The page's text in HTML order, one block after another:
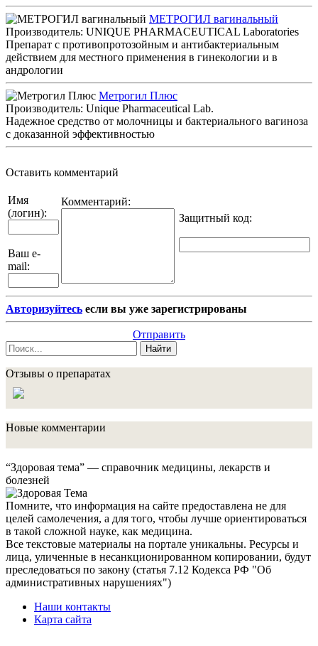
МЕТРОГИЛ вагинальный
Производитель: UNIQUE PHARMACEUTICAL Laboratories
Препарат с противопротозойным и антибактериальным
действием для местного применения в гинекологии и в
андрологии
Метрогил Плюс
Производитель: Unique Pharmaceutical Lab.
Надежное средство от молочницы и бактериального вагиноза
с доказанной эффективностью
Оставить комментарий
Имя
(логин):
Ваш e-
mail:
Комментарий:
Защитный код:
Авторизуйтесь если вы уже зарегистрированы
Отправить
Найти
Отзывы о препаратах
Новые комментарии
“Здоровая тема” — справочник медицины, лекарств и
болезней
Помните, что информация на сайте предоставлена не для
целей самолечения, а для того, чтобы лучше ориентироваться
в такой сложной науке, как медицина.
Все текстовые материалы на портале уникальны. Ресурсы и
лица, уличенные в несанкционированном копировании, будут
преследоваться по закону (статья 7.12 Кодекса РФ "Об
административных нарушениях")
Наши контакты
Карта сайта